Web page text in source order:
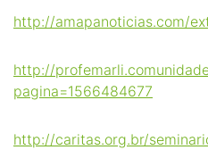
http://amapanoticias.com/
http://
pagina=1566484677
http://caritas.org.br/